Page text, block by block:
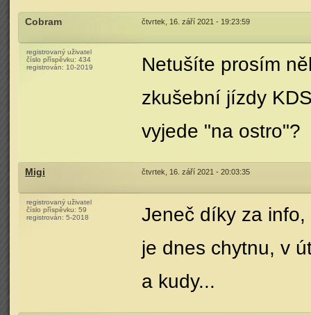
Cobram čtvrtek, 16. září 2021 - 19:23:59
registrovaný uživatel
číslo příspěvku: 434
registrován: 10-2019
Netušíte prosím
zkušební jízdy
vyjede "na ostro"?
Migi čtvrtek, 16. září 2021 - 20:03:35
registrovaný uživatel
číslo příspěvku: 59
registrován: 5-2018
Jeneč díky za
je dnes chytnu, v
a kudy...